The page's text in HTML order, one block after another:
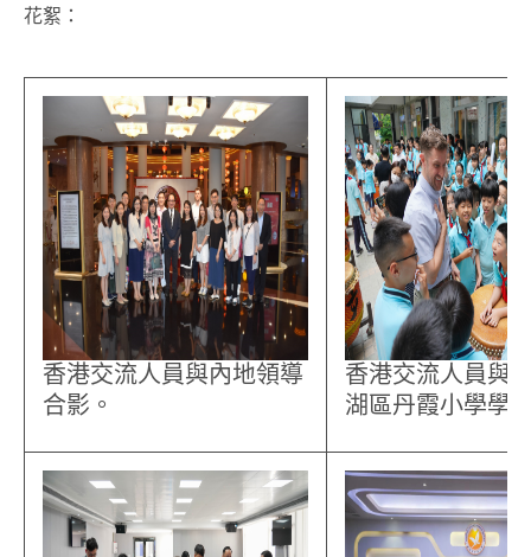
花絮：
香港交流人員與內地領導
合影。
香港交流人員與
湖區丹霞小學學